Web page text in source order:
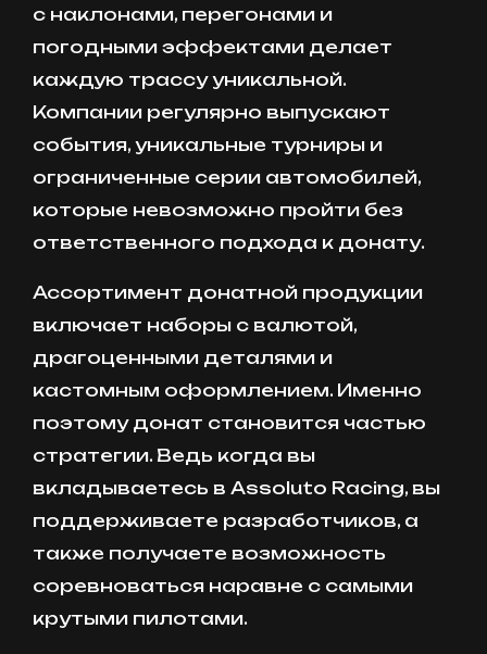
с наклонами, перегонами и
погодными эффектами делает
каждую трассу уникальной.
Компании регулярно выпускают
события, уникальные турниры и
ограниченные серии автомобилей,
которые невозможно пройти без
ответственного подхода к донату.
Ассортимент донатной продукции
включает наборы с валютой,
драгоценными деталями и
кастомным оформлением. Именно
поэтому донат становится частью
стратегии. Ведь когда вы
вкладываетесь в Assoluto Racing, вы
поддерживаете разработчиков, а
также получаете возможность
соревноваться наравне с самыми
крутыми пилотами.